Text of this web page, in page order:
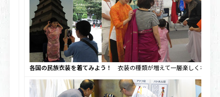
各国の民族衣装を着てみよう！ 衣装の種類が増えて一層楽しくなりま